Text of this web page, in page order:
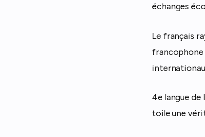
échanges
Le français
francophone
4e langue de
toile une